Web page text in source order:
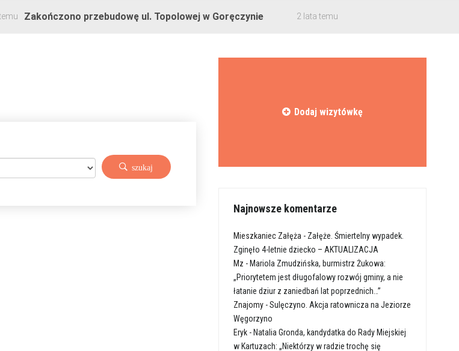
Zakończono przebudowę ul. Topolowej w Goręczynie 2 lata temu
szukaj
Dodaj wizytówkę
Najnowsze komentarze
Mieszkaniec Załęża - Załęże. Śmiertelny wypadek.
Zginęło 4-letnie dziecko – AKTUALIZACJA
Mz - Mariola Zmudzińska, burmistrz Żukowa:
„Priorytetem jest długofalowy rozwój gminy, a nie
łatanie dziur z zaniedbań lat poprzednich…”
Znajomy -Sulęczyno. Akcja ratownicza na Jeziorze
Węgorzyno
Eryk - Natalia Gronda, kandydatka do Rady Miejskiej
w Kartuzach: „Niektórzy w radzie trochę się